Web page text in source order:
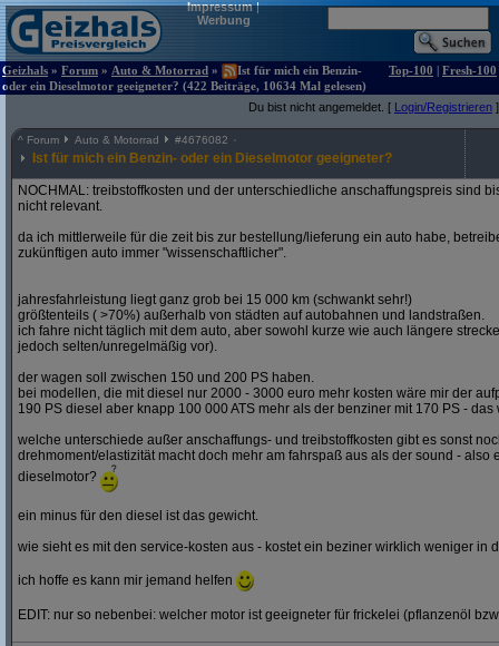
Impressum|
Werbung
Geizhals » Forum » Auto & Motorrad »
Ist für mich ein Benzin-
oder ein Dieselmotor geeigneter? (422 Beiträge, 10634 Mal gelesen)
Top-100 | Fresh-100
Du bist nicht angemeldet. [ Login/Registrieren ]
^ Forum Auto & Motorrad #4676082
Ist für mich ein Benzin- oder ein Dieselmotor geeigneter?
NOCHMAL: treibstoffkosten und der unterschiedliche anschaffungspreis sind
nicht relevant.
da ich mittlerweile für die zeit bis zur bestellung/lieferung ein auto habe,
zukünftigen auto immer "wissenschaftlicher".
jahresfahrleistung liegt ganz grob bei 15 000 km (schwankt sehr!)
größtenteils ( >70%) außerhalb von städten auf autobahnen und landstraßen.
ich fahre nicht täglich mit dem auto, aber sowohl kurze wie auch längere
jedoch selten/unregelmäßig vor).
der wagen soll zwischen 150 und 200 PS haben.
bei modellen, die mit diesel nur 2000 - 3000 euro mehr kosten wäre mir der
190 PS diesel aber knapp 100 000 ATS mehr als der benziner mit 170 PS - das
welche unterschiede außer anschaffungs- und treibstoffkosten gibt es sonst
drehmoment/elastizität macht doch mehr am fahrspaß aus als der sound - also
dieselmotor?
ein minus für den diesel ist das gewicht.
wie sieht es mit den service-kosten aus - kostet ein beziner wirklich weniger in
ich hoffe es kann mir jemand helfen
EDIT: nur so nebenbei: welcher motor ist geeigneter für frickelei (pflanzenöl